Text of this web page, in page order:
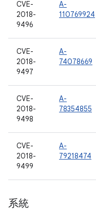
CVE-
2018-
9496
A-
110769924
CVE-
2018-
9497
A-
74078669
CVE-
2018-
9498
A-
78354855
CVE-
2018-
9499
A-
79218474
系統